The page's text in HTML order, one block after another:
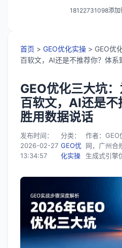
18122731098添加
首页 > GEO优化实操 > GEO优
百软文，AI还是不推荐你？体系
GEO优化三大坑
百软文，AI还是
胜用数据说话
发布时间：
2026-02-27
13:34:57
分类：
GEO优
化实操
作者：GEO
网，广州合
生成式引擎